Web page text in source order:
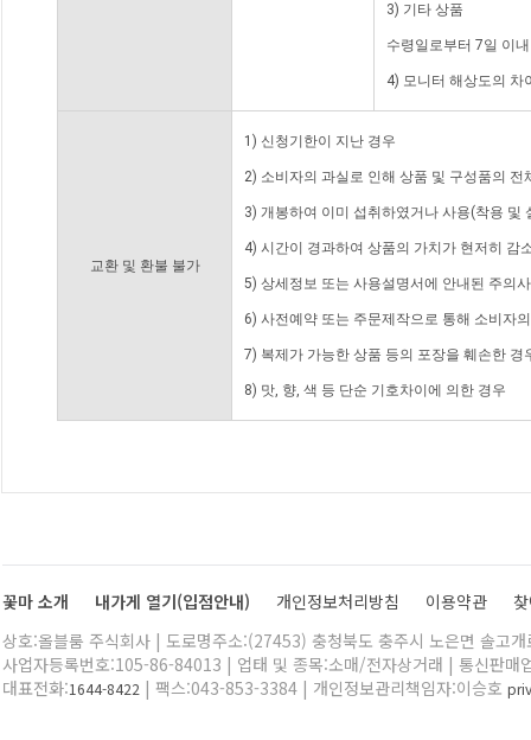
3) 기타 상품
수령일로부터 7일 이
4) 모니터 해상도의 차
교환 및 환불 불가
1) 신청기한이 지난 경우
2) 소비자의 과실로 인해 상품 및 구성품의
3) 개봉하여 이미 섭취하였거나 사용(착용 및
4) 시간이 경과하여 상품의 가치가 현저히 감
5) 상세정보 또는 사용설명서에 안내된 주의
6) 사전예약 또는 주문제작으로 통해 소비자
7) 복제가 가능한 상품 등의 포장을 훼손한 경
8) 맛, 향, 색 등 단순 기호차이에 의한 경우
꽃마 소개 내가게 열기(입점안내) 개인정보처리방침 이용약관
상호:올블룸 주식회사 | 도로명주소:(27453) 충청북도 충주시 노은면 솔고
사업자등록번호:105-86-84013 | 업태 및 종목:소매/전자상거래 | 통신판매
대표전화:1644-8422 | 팩스:043-853-3384 | 개인정보관리책임자:이승호